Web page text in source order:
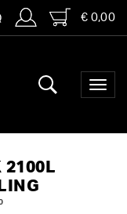
€ 0,00
2100L